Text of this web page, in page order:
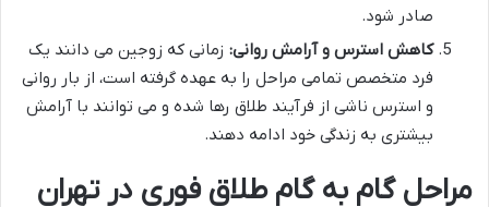
صادر شود.
کاهش استرس و آرامش روانی: زمانی که زوجین می دانند یک
فرد متخصص تمامی مراحل را به عهده گرفته است، از بار روانی
و استرس ناشی از فرآیند طلاق رها شده و می توانند با آرامش
بیشتری به زندگی خود ادامه دهند.
مراحل گام به گام طلاق فوری در تهران